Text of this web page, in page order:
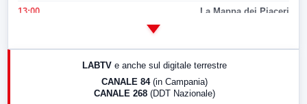
13:00 La Mappa dei Piaceri
LABTV e anche sul digitale terrestre
CANALE 84 (in Campania)
CANALE 268 (DDT Nazionale)